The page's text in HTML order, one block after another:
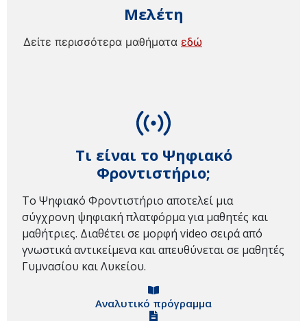
Τι είναι το Ψηφιακό
Φροντιστήριο;
Το Ψηφιακό Φροντιστήριο αποτελεί μια
σύγχρονη ψηφιακή πλατφόρμα για μαθητές και
μαθήτριες. Διαθέτει σε μορφή video σειρά από
γνωστικά αντικείμενα και απευθύνεται σε μαθητές
Γυμνασίου και Λυκείου.
Αναλυτικό πρόγραμμα
Μελέτη
Δείτε περισσότερα μαθήματα εδώ